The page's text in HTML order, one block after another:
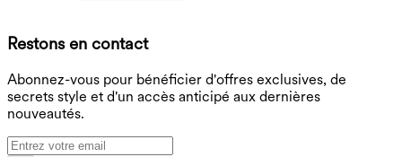
Restons en contact
Abonnez-vous pour bénéficier d'offres exclusives, de
secrets style et d'un accès anticipé aux dernières
nouveautés.